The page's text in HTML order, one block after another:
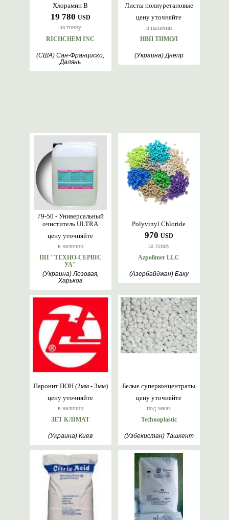
19 780 USD
за тонну
Хлорамин B
RICHCHEM INC
(США) Сан-Франциско,
Далянь
цену уточняйте
в наличии
Листы полиуретановые
НВП ТИМОЛ
(Украина) Днепр
цену уточняйте
в наличии
79-50 - Универсальный
очиститель ULTRA
ПІІ "ТЕХНО-СЕРВІС
УА"
(Украина) Лозовая,
Харьков
970 USD
за тонну
Polyvinyl Chloride
Azpolimer LLC
(Азербайджан) Баку
цену уточняйте
в наличии
Паронит ПОН (2мм - 3мм)
ЗЕТ КЛІМАТ
(Украина) Киев
цену уточняйте
под заказ
Белые суперконцентраты
Technoplastic
(Узбекистан) Ташкент